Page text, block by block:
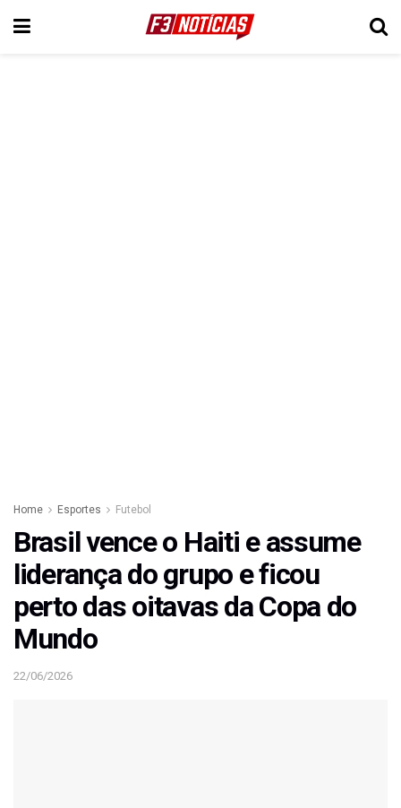
Home Esportes Futebol
Brasil vence o Haiti e assume
liderança do grupo e ficou
perto das oitavas da Copa do
Mundo
22/06/2026